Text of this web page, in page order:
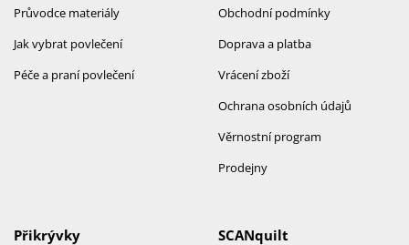
Průvodce materiály
Jak vybrat povlečení
Péče a praní povlečení
Obchodní podmínky
Doprava a platba
Vrácení zboží
Ochrana osobních údajů
Věrnostní program
Prodejny
SCANquilt
Přikrývky